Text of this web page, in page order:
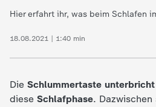
n
d
Hier erfahrt ihr, was beim Schlafen
18.08.2021 | 1:40 min
Die Schlummertaste unterbricht
diese Schlafphase.